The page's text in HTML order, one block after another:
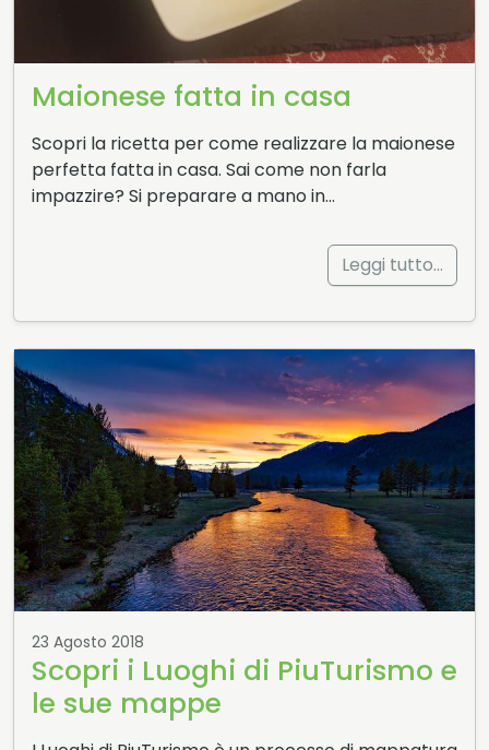
Maionese fatta in casa
Scopri la ricetta per come realizzare la maionese
perfetta fatta in casa. Sai come non farla
impazzire? Si preparare a mano in…
Leggi tutto…
23 Agosto 2018
Scopri i Luoghi di PiuTurismo e
le sue mappe